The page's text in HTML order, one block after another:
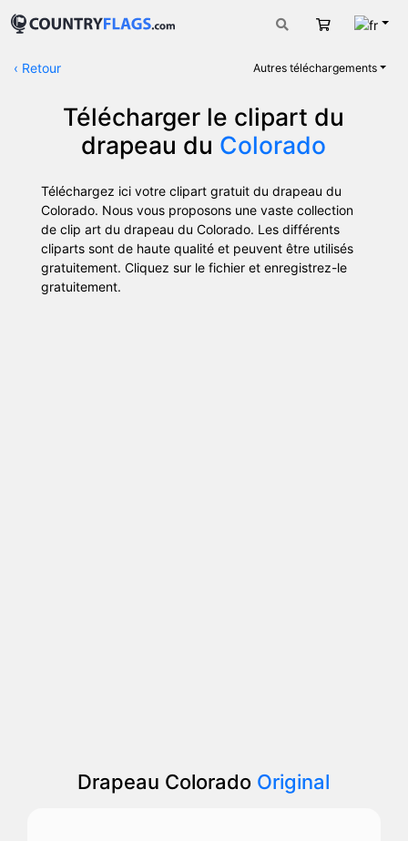
Panier
‹ Retour Autres téléchargements
Télécharger le clipart du
drapeau du Colorado
Téléchargez ici votre clipart gratuit du drapeau du
Colorado. Nous vous proposons une vaste collection
de clip art du drapeau du Colorado. Les différents
cliparts sont de haute qualité et peuvent être utilisés
gratuitement. Cliquez sur le fichier et enregistrez-le
gratuitement.
Drapeau Colorado Original